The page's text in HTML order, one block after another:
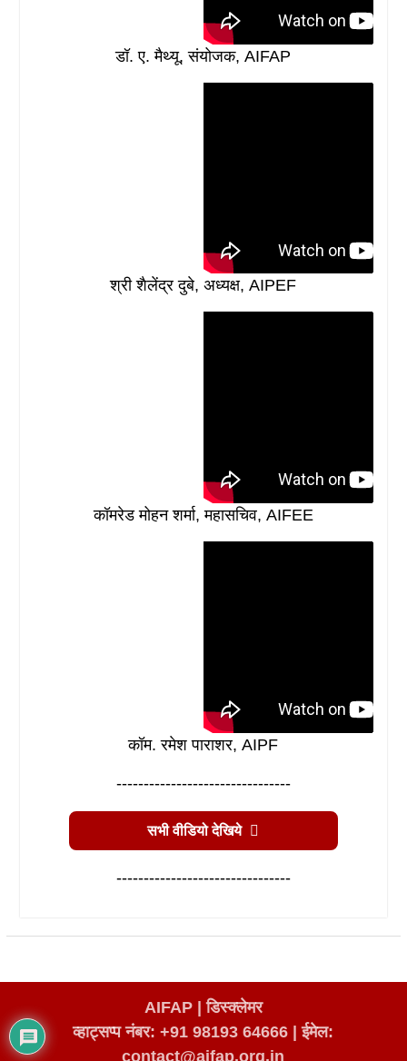
डॉ. ए. मैथ्यू, संयोजक, AIFAP
श्री शैलेंद्र दुबे, अध्यक्ष, AIPEF
कॉमरेड मोहन शर्मा, महासचिव, AIFEE
कॉम. रमेश पाराशर, AIPF
--------------------------------
सभी वीडियो देखिये
--------------------------------
AIFAP |डिस्क्लेमर
व्हाट्सप्प नंबर: +91 98193 64666 |ईमेल:
contact@aifap.org.in